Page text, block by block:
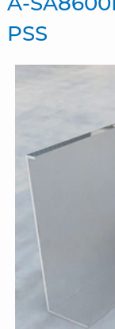
PSS